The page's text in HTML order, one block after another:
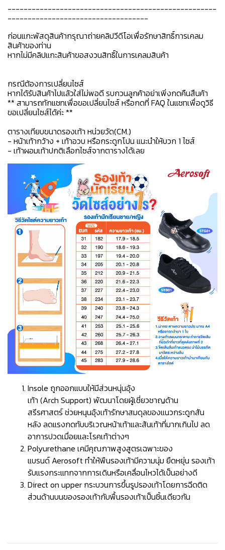
----------------------------------------------------
-----------------------------------
ก่อนแกะพัสดุสินค้ากรุณาถ่ายคลิปวีดีโอเพื่อรักษาสิทธิ์การเคลม
สินค้าของท่าน
หากไม่มีคลิปแกะสินค้าขอสงวนสิทธิ์ในการเคลมสินค้า
กรณีต้องการเปลี่ยนไซส์
หากได้รับสินค้าไปแล้วใส่ไม่พอดี รบกวนลูกค้าอย่าเพิ่งกดคืนสืนค้า
** สามารถทักแชทเพื่อขอเปลี่ยนไซส์ หรือกดที่ FAQ ในแชทเพื่อดูวิธี
ขอเปลี่ยนไซส์ได้ค่ะ **
ตารางเทียบขนาดรองเท้า หน่วยวัด(CM.)
- หน้าเท้ากว้าง + เท้าอวบ หรือกระดูกโปน แนะนำให้บวก 1 ไซส์
- เท้าผอมเท้าปกติเลือกไซส์จากตารางได้เลย
Insole ถูกออกแบบให้มีส่วนหนุ่นอุ้ง
เท้า (Arch Support) พัฒนาโดยผู้เชี่ยวชาญด้าน
สรีรศาสตร์ ช่วยหนุนอุ้งเท้ารักษาสมดุลของแนวกระดูกสัน
หลัง ลดแรงกดทับบริเวณหน้าเท้าและส้นเท้าที่มากเกินไป ลด
อาการปวดเมื่อยและโรคเท้าต่างๆ
Polyurethane เคมีคุณภาพสูงสูตรเฉพาะของ
แบรนด์ Aerosoft ทำให้พืนรองเท้ามีความนุ่ม ยืดหยุ่น รองเท้า
รับแรงกระแทกจากการเดินหรือเคลื่อนไหวได้เป็นอย่างดี
Direct on upper กระบวนการขึ้นรูปรองเท้าโดยการฉีดติด
ส่วนด้านบนของรองเท้ากับพื้นรองเท้าเป็นชิ้นเดียวกัน